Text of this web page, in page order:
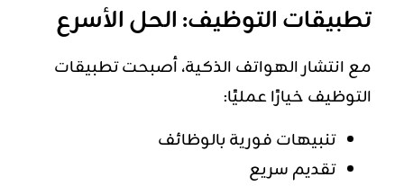
تطبيقات التوظيف: الحل الأسرع
مع انتشار الهواتف الذكية، أصبحت تطبيقات
التوظيف خيارًا عمليًا:
تنبيهات فورية بالوظائف
تقديم سريع